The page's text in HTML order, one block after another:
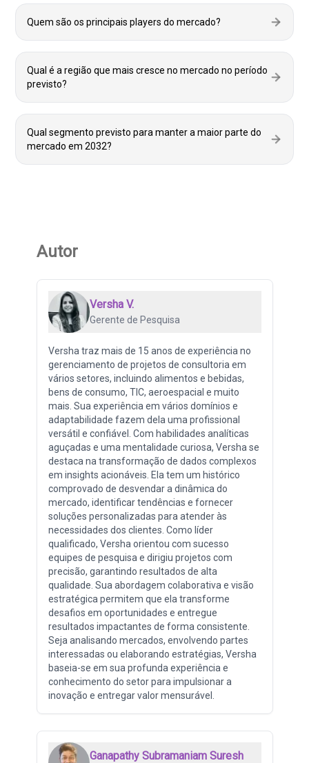
Quem são os principais players do mercado?
Qual é a região que mais cresce no mercado no período
previsto?
Qual segmento previsto para manter a maior parte do
mercado em 2032?
Autor
Versha V.
Gerente de Pesquisa
Versha traz mais de 15 anos de experiência no
gerenciamento de projetos de consultoria em
vários setores, incluindo alimentos e bebidas,
bens de consumo, TIC, aeroespacial e muito
mais. Sua experiência em vários domínios e
adaptabilidade fazem dela uma profissional
versátil e confiável. Com habilidades analíticas
aguçadas e uma mentalidade curiosa, Versha se
destaca na transformação de dados complexos
em insights acionáveis. Ela tem um histórico
comprovado de desvendar a dinâmica do
mercado, identificar tendências e fornecer
soluções personalizadas para atender às
necessidades dos clientes. Como líder
qualificado, Versha orientou com sucesso
equipes de pesquisa e dirigiu projetos com
precisão, garantindo resultados de alta
qualidade. Sua abordagem colaborativa e visão
estratégica permitem que ela transforme
desafios em oportunidades e entregue
resultados impactantes de forma consistente.
Seja analisando mercados, envolvendo partes
interessadas ou elaborando estratégias, Versha
baseia-se em sua profunda experiência e
conhecimento do setor para impulsionar a
inovação e entregar valor mensurável.
Ganapathy Subramaniam Suresh